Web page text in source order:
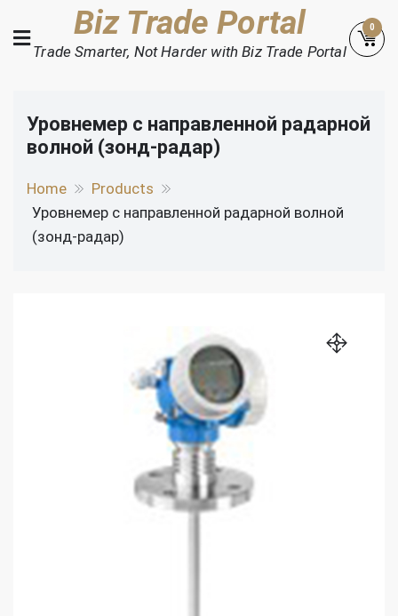
to
content
Biz Trade Portal
Trade Smarter, Not Harder with Biz Trade Portal
0
Уровнемер с направленной радарной
волной (зонд-радар)
Home
Products
Уровнемер с направленной радарной волной
(зонд-радар)